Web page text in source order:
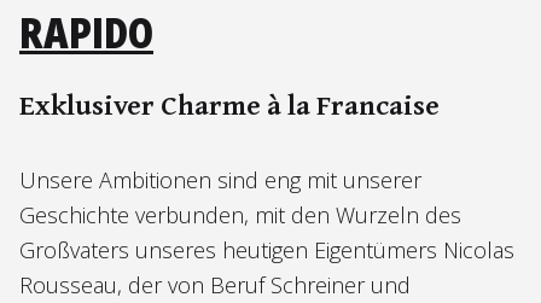
RAPIDO
Exklusiver Charme à la Francaise
Unsere Ambitionen sind eng mit unserer
Geschichte verbunden, mit den Wurzeln des
Großvaters unseres heutigen Eigentümers Nicolas
Rousseau, der von Beruf Schreiner und